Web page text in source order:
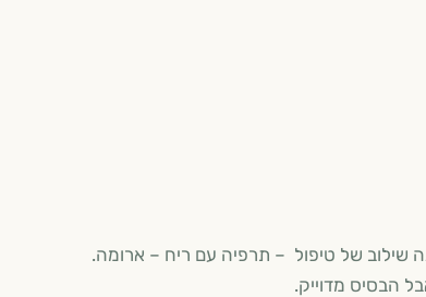
שילוב של טיפול – תרפיה עם ריח – ארומה.
רבדים אבל הבסיס מדוייק.